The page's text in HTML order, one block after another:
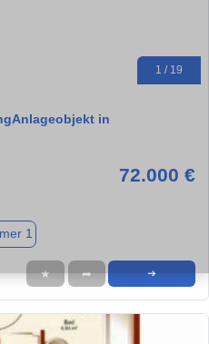
1 / 19
in
72.000 €
1
★ ➦ ➜